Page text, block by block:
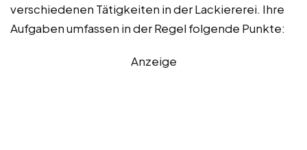
verschiedenen Tätigkeiten in der Lackiererei. Ihre
Aufgaben umfassen in der Regel folgende Punkte:
Anzeige